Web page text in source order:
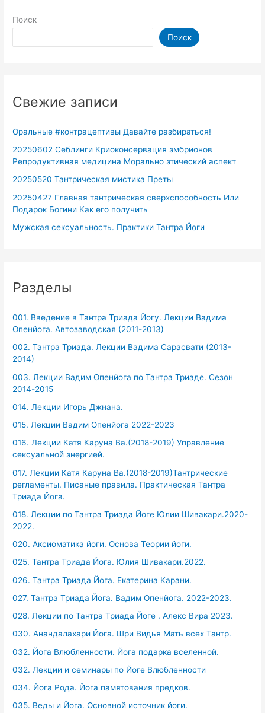
Поиск
Поиск
Свежие записи
Оральные #контрацептивы Давайте разбираться!
20250602 Себлинги Криоконсервация эмбрионов
Репродуктивная медицина Морально этический аспект
20250520 Тантрическая мистика Преты
20250427 Главная тантрическая сверхспособность Или
Подарок Богини Как его получить
Мужская сексуальность. Практики Тантра Йоги
Разделы
001. Введение в Тантра Триада Йогу. Лекции Вадима
Опенйога. Автозаводская (2011-2013)
002. Тантра Триада. Лекции Вадима Сарасвати (2013-
2014)
003. Лекции Вадим Опенйога по Тантра Триаде. Сезон
2014-2015
014. Лекции Игорь Джнана.
015. Лекции Вадим Опенйога 2022-2023
016. Лекции Катя Каруна Ва.(2018-2019) Управление
сексуальной энергией.
017. Лекции Катя Каруна Ва.(2018-2019)Тантрические
регламенты. Писаные правила. Практическая Тантра
Триада Йога.
018. Лекции по Тантра Триада Йоге Юлии Шивакари.2020-
2022.
020. Аксиоматика йоги. Основа Теории йоги.
025. Тантра Триада Йога. Юлия Шивакари.2022.
026. Тантра Триада Йога. Екатерина Карани.
027. Тантра Триада Йога. Вадим Опенйога. 2022-2023.
028. Лекции по Тантра Триада Йоге . Алекс Вира 2023.
030. Анандалахари Йога. Шри Видья Мать всех Тантр.
032. Йога Влюбленности. Йога подарка вселенной.
032. Лекции и семинары по Йоге Влюбленности
034. Йога Рода. Йога памятования предков.
035. Веды и Йога. Основной источник йоги.